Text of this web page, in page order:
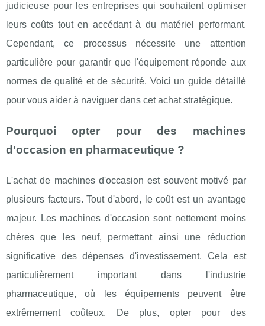
judicieuse pour les entreprises qui souhaitent optimiser
leurs coûts tout en accédant à du matériel performant.
Cependant, ce processus nécessite une attention
particulière pour garantir que l'équipement réponde aux
normes de qualité et de sécurité. Voici un guide détaillé
pour vous aider à naviguer dans cet achat stratégique.
Pourquoi opter pour des machines
d'occasion en pharmaceutique ?
L'achat de machines d'occasion est souvent motivé par
plusieurs facteurs. Tout d'abord, le coût est un avantage
majeur. Les machines d'occasion sont nettement moins
chères que les neuf, permettant ainsi une réduction
significative des dépenses d'investissement. Cela est
particulièrement important dans l'industrie
pharmaceutique, où les équipements peuvent être
extrêmement coûteux. De plus, opter pour des